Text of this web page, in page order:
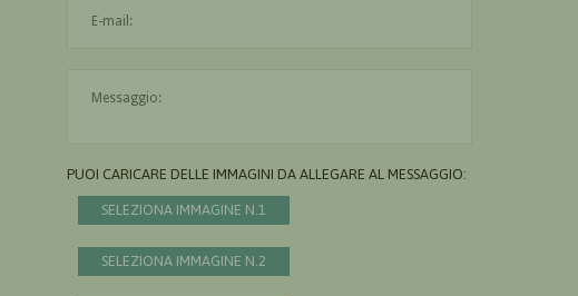
PUOI CARICARE DELLE IMMAGINI DA ALLEGARE AL MESSAGGIO:
SELEZIONA IMMAGINE N.1
SELEZIONA IMMAGINE N.2